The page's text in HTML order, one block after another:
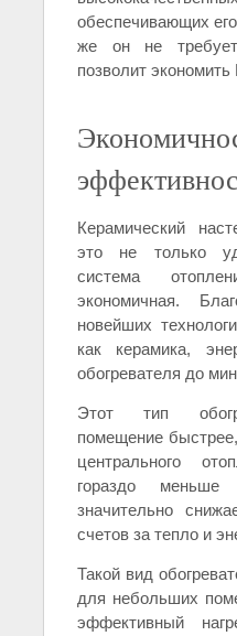
обеспечивающих
же он не
позволит
Керамический
это не только
система
экономичная.
новейших
как керамика,
обогревателя до
Этот тип
помещение
центрального
гораздо меньше
значительно
счетов за тепло и
Такой вид
для небольших
эффективный